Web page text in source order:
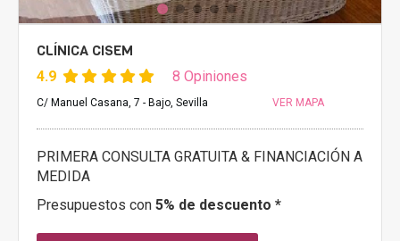
CLÍNICA CISEM
4.9 8 Opiniones
C/ Manuel Casana, 7 - Bajo, Sevilla VER MAPA
PRIMERA CONSULTA GRATUITA & FINANCIACIÓN A
MEDIDA
Presupuestos con 5% de descuento *